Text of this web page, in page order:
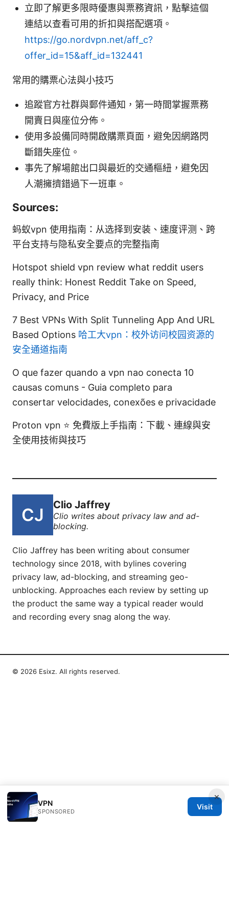
立即了解更多限時優惠與票務資訊，點擊這個
連結以查看可用的折扣與搭配選項。
https://go.nordvpn.net/aff_c?
offer_id=15&aff_id=132441
常用的購票心法與小技巧
追蹤官方社群與郵件通知，第一時間掌握票務
開賣日與座位分佈。
使用多設備同時開啟購票頁面，避免因網路閃
斷錯失座位。
事先了解場館出口與最近的交通樞紐，避免因
人潮擁擠錯過下一班車。
Sources:
蚂蚁vpn 使用指南：从选择到安装、速度评测、跨
平台支持与隐私安全要点的完整指南
Hotspot shield vpn review what reddit users
really think: Honest Reddit Take on Speed,
Privacy, and Price
7 Best VPNs With Split Tunneling App And URL
Based Options 哈工大vpn：校外访问校园资源的
安全通道指南
O que fazer quando a vpn nao conecta 10
causas comuns - Guia completo para
consertar velocidades, conexões e privacidade
Proton vpn ⭐ 免費版上手指南：下載、連線與安
全使用技術與技巧
Clio Jaffrey
Clio writes about privacy law and ad-
blocking.
Clio Jaffrey has been writing about consumer
technology since 2018, with bylines covering
privacy law, ad-blocking, and streaming geo-
unblocking. Approaches each review by setting up
the product the same way a typical reader would
and recording every snag along the way.
×
VPN
SPONSORED
Visit
© 2026 Esixz. All rights reserved.